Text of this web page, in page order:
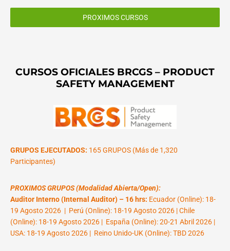
PROXIMOS CURSOS
CURSOS OFICIALES BRCGS – PRODUCT
SAFETY MANAGEMENT
GRUPOS EJECUTADOS: 165 GRUPOS (Más de 1,320
Participantes)
PROXIMOS GRUPOS (Modalidad Abierta/Open):
Auditor Interno (Internal Auditor) – 16 hrs: Ecuador (Online): 18-
19 Agosto 2026 | Perú (Online): 18-19 Agosto 2026 | Chile
(Online): 18-19 Agosto 2026 | España (Online): 20-21 Abril 2026 |
USA: 18-19 Agosto 2026 | Reino Unido-UK (Online): TBD 2026